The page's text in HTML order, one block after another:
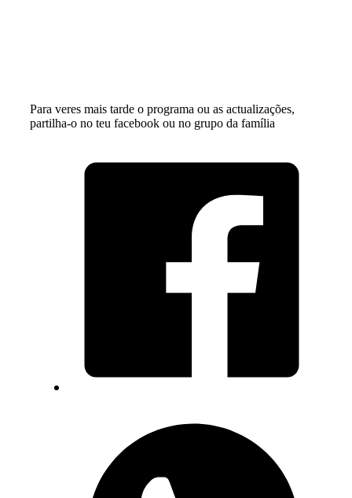
Para veres mais tarde o programa ou as actualizações,
partilha-o no teu facebook ou no grupo da família